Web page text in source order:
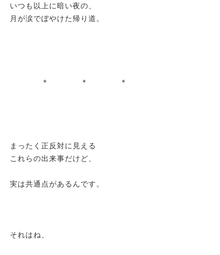
いつも以上に暗い夜の、
月が涙でぼやけた帰り道。
＊ ＊ ＊
まったく正反対に見える
これらの出来事だけど、
実は共通点があるんです。
それはね、